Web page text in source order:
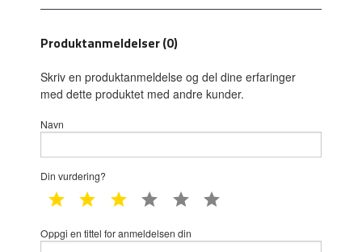
Produktanmeldelser (0)
Skriv en produktanmeldelse og del dine erfaringer
med dette produktet med andre kunder.
Navn
Din vurdering?
1 star 2 star 3 star 4 star 5 star
Oppgi en tittel for anmeldelsen din